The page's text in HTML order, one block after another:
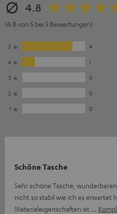
4.8
(4.8 von 5 bei 5 Bewertungen)
5
4
4
1
3
0
2
0
1
0
Schöne Tasche
Sehr schöne Tasche,
nicht so stabil wie ich es erwartet
Materialeigenschaften ist